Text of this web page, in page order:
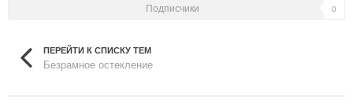
Подписчики 0
ПЕРЕЙТИ К СПИСКУ ТЕМ
Безрамное остекление